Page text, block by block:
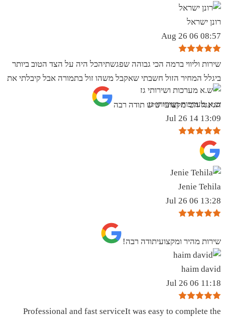
רונן ישראל
08:57 06 Aug 26
שירות וליווי ברמה הכי גבוהה שפגשתיהכל היה על הצד הטוב ביותר
ביגלל המחיר הזול חשבתי שאקבל משהו זול בתמורה אבל קיבלתי את
הגינגל הכי מקצועי שיש תודה רבה
ש.א מערכות ושירותי גז
13:09 14 Jul 26
Jenie Tehila
13:28 06 Jul 26
שירות מהיר ומקצועיתודה רבה!
haim david
11:18 06 Jul 26
Professional and fast serviceIt was easy to complete the